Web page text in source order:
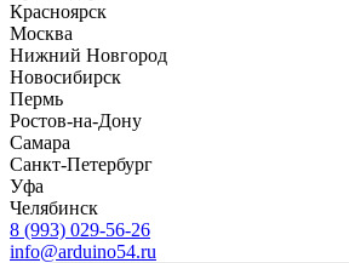
Красноярск
Москва
Нижний Новгород
Новосибирск
Пермь
Ростов-на-Дону
Самара
Санкт-Петербург
Уфа
Челябинск
8 (993) 029-56-26
info@arduino54.ru